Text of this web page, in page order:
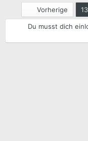
t
n
Vorherige
Du musst dich